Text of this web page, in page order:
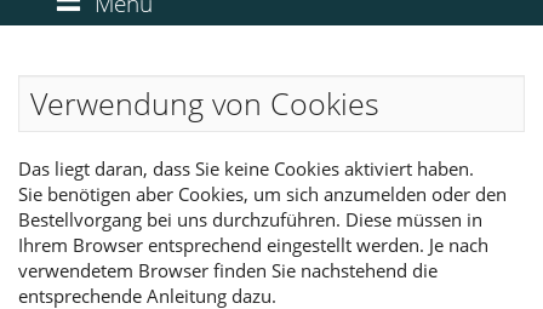
Verwendung von Cookies
Das liegt daran, dass Sie keine Cookies aktiviert haben.
Sie benötigen aber Cookies, um sich anzumelden oder den
Bestellvorgang bei uns durchzuführen. Diese müssen in
Ihrem Browser entsprechend eingestellt werden. Je nach
verwendetem Browser finden Sie nachstehend die
entsprechende Anleitung dazu.